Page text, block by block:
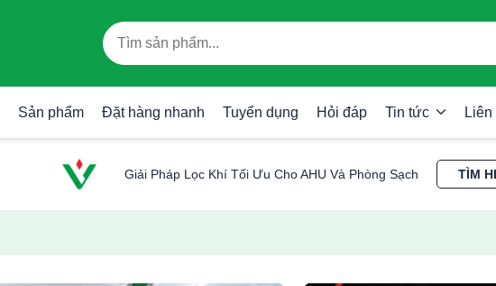
Sản phẩm Đặt hàng nhanh Tuyển dụng Hỏi đáp Tin tức Liên
Giải Pháp Lọc Khí Tối Ưu Cho AHU Và Phòng Sạch TÌM